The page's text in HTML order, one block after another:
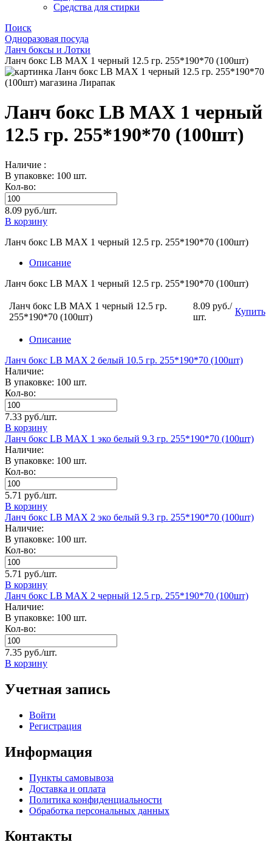
Средства для стирки
Поиск
Одноразовая посуда
Ланч боксы и Лотки
Ланч бокс LB MAX 1 черный 12.5 гр. 255*190*70 (100шт)
Ланч бокс LB MAX 1 черный
12.5 гр. 255*190*70 (100шт)
Наличие :
В упаковке: 100 шт.
Кол-во:
8.09 руб./шт.
В корзину
Ланч бокс LB MAX 1 черный 12.5 гр. 255*190*70 (100шт)
Описание
Ланч бокс LB MAX 1 черный 12.5 гр. 255*190*70 (100шт)
Ланч бокс LB MAX 1 черный 12.5 гр.
255*190*70 (100шт)
8.09 руб./
шт.
Купить
Описание
Ланч бокс LB MAX 2 белый 10.5 гр. 255*190*70 (100шт)
Наличие:
В упаковке: 100 шт.
Кол-во:
7.33 руб./шт.
В корзину
Ланч бокс LB MAX 1 эко белый 9.3 гр. 255*190*70 (100шт)
Наличие:
В упаковке: 100 шт.
Кол-во:
5.71 руб./шт.
В корзину
Ланч бокс LB MAX 2 эко белый 9.3 гр. 255*190*70 (100шт)
Наличие:
В упаковке: 100 шт.
Кол-во:
5.71 руб./шт.
В корзину
Ланч бокс LB MAX 2 черный 12.5 гр. 255*190*70 (100шт)
Наличие:
В упаковке: 100 шт.
Кол-во:
7.35 руб./шт.
В корзину
Учетная запись
Войти
Регистрация
Информация
Пункты самовывоза
Доставка и оплата
Политика конфиденциальности
Обработка персональных данных
Контакты